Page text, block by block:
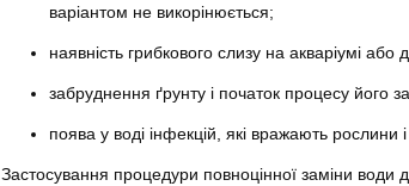
варіантом не викорінюється;
наявність грибкового слизу на акваріумі або
забруднення ґрунту і початок процесу його
поява у воді інфекцій, які вражають рослини і
Застосування процедури повноцінної заміни води